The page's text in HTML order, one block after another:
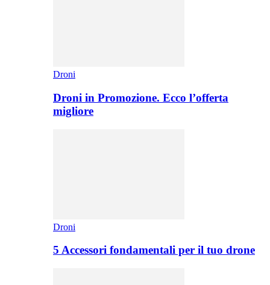
Droni
Droni in Promozione. Ecco l’offerta
migliore
Droni
5 Accessori fondamentali per il tuo drone